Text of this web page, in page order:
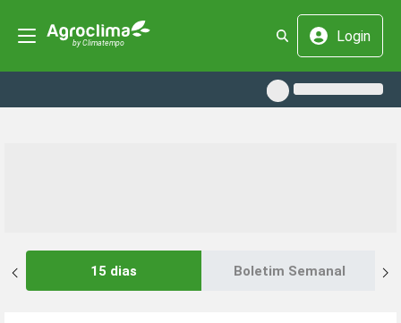
Login
15 dias Boletim Semanal